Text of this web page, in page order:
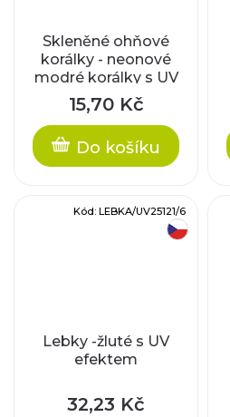
Skleněné ohňové
korálky - neonové
modré korálky s UV
efektem, cca 4mm
15,70 Kč
Do košíku
Lebky -žluté s UV
efektem
32,23 Kč
Kód: LEBKA/UV25121/6